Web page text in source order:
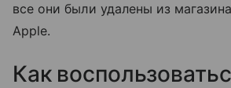
все они были удалены из
Apple.
Как